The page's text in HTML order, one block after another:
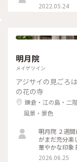
2022.05.24
明月院
メイゲツイン
アジサイの見ごろ
の花の寺
鎌倉・江の島・二
風景・景色
明月院 ２週間前の前回と比べるとだいぶ褪せてきていました
がまだ充分楽
華やかな印象
庭園の菖蒲の
2026.06.25